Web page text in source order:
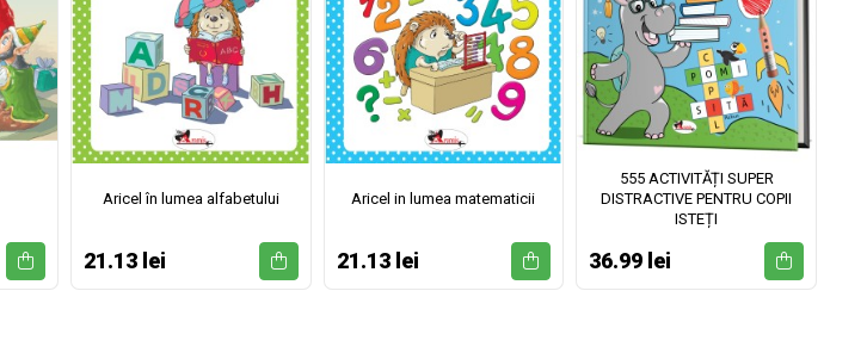
Aricel în lumea alfabetului
21.13 lei
Aricel in lumea matematicii
21.13 lei
555 ACTIVITĂȚI SUPER
DISTRACTIVE PENTRU COPII
ISTEȚI
36.99 lei